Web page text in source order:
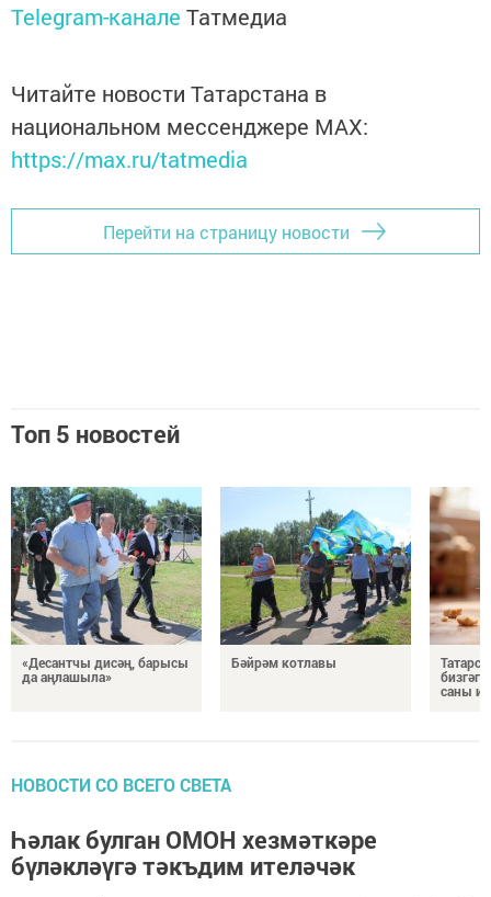
Telegram-канале Татмедиа
Читайте новости Татарстана в
национальном мессенджере MАХ:
https://max.ru/tatmedia
Перейти на страницу новости
Топ 5 новостей
«Десантчы дисәң, барысы
да аңлашыла»
Бәйрәм котлавы
саны
НОВОСТИ СО ВСЕГО СВЕТА
Һәлак булган ОМОН хезмәткәре
бүләкләүгә тәкъдим ителәчәк